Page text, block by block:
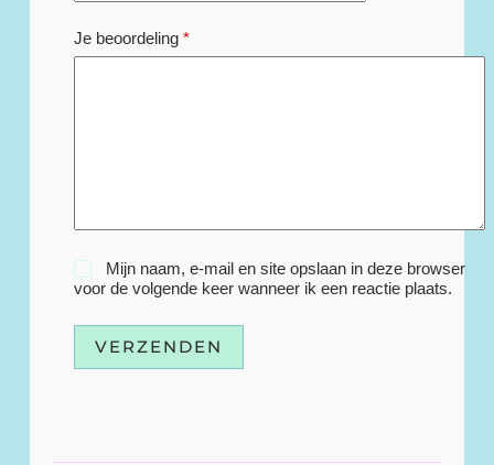
Je beoordeling *
Mijn naam, e-mail en site opslaan in deze browser
voor de volgende keer wanneer ik een reactie plaats.
VERZENDEN